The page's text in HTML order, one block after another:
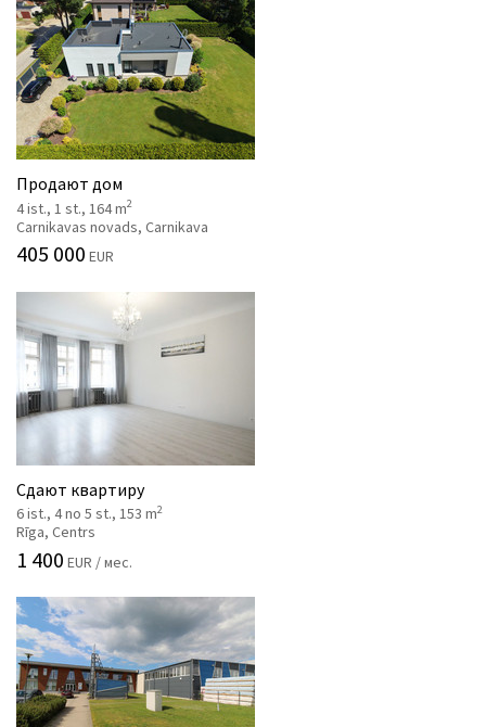
Продают дом
4 ist., 1 st., 164 m2
Carnikavas novads, Carnikava
405 000 EUR
Сдают квартиру
6 ist., 4 no 5 st., 153 m2
Rīga, Centrs
1 400 EUR / мес.